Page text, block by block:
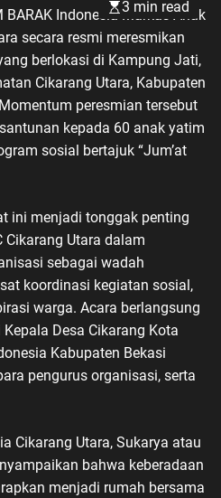
3 min read
BARAK Indonesia Markas Anak
secara resmi meresmikan
berlokasi di Kampung Jati,
Cikarang Utara, Kabupaten
peresmian tersebut
kepada 60 anak yatim
sosial bertajuk “Jum’at
ini menjadi tonggak penting
Cikarang Utara dalam
sebagai wadah
koordinasi kegiatan sosial,
warga. Acara berlangsung
Desa Cikarang Kota
Kabupaten Bekasi
pengurus organisasi, serta
Cikarang Utara, Sukarya atau
bahwa keberadaan
menjadi rumah bersama